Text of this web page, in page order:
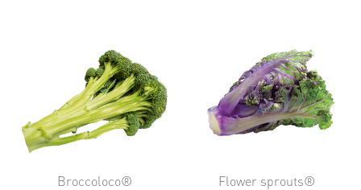
Broccoloco® Flower sprouts®